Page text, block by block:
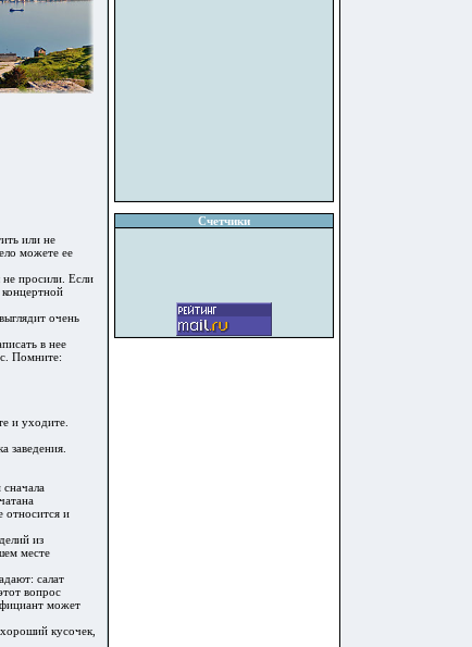
или не
можете ее
не просили. Если
очень
в нее
Помните:
и уходите.
заведения.
относится и
из
месте
салат
вопрос
может
кусочек,
Счетчики